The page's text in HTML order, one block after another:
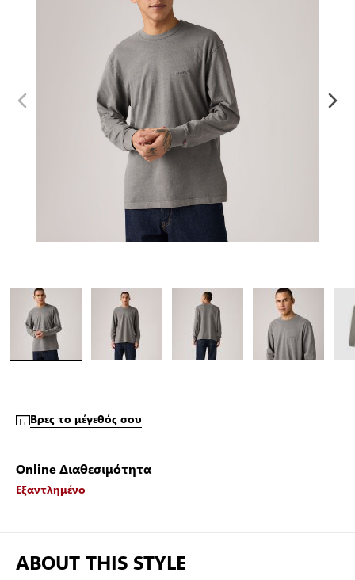
Βρες το μέγεθός σου
Online Διαθεσιμότητα
Εξαντλημένο
ABOUT THIS STYLE